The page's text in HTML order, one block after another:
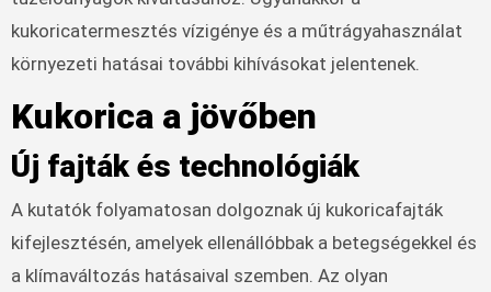
kukoricatermesztés vízigénye és a műtrágyahasználat
környezeti hatásai további kihívásokat jelentenek.
Kukorica a jövőben
Új fajták és technológiák
A kutatók folyamatosan dolgoznak új kukoricafajták
kifejlesztésén, amelyek ellenállóbbak a betegségekkel és
a klímaváltozás hatásaival szemben. Az olyan